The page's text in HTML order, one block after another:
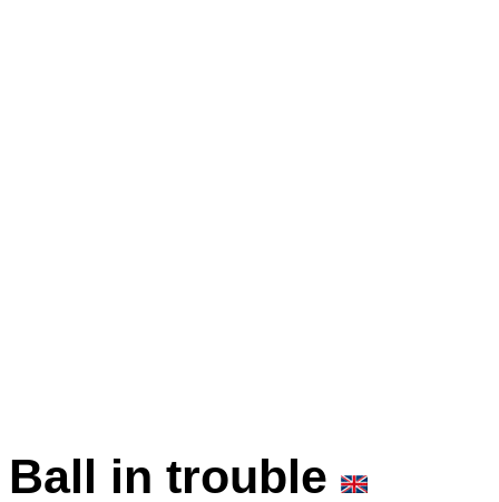
Ball in trouble